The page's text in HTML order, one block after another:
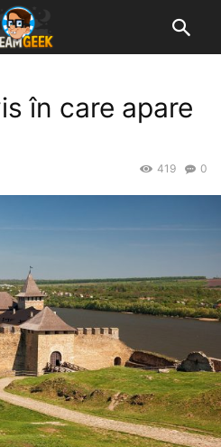
în care apare
0
419